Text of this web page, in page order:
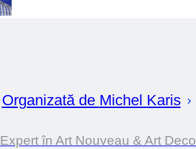
Organizată de Michel Karis
Expert în Art Nouveau & Art Deco